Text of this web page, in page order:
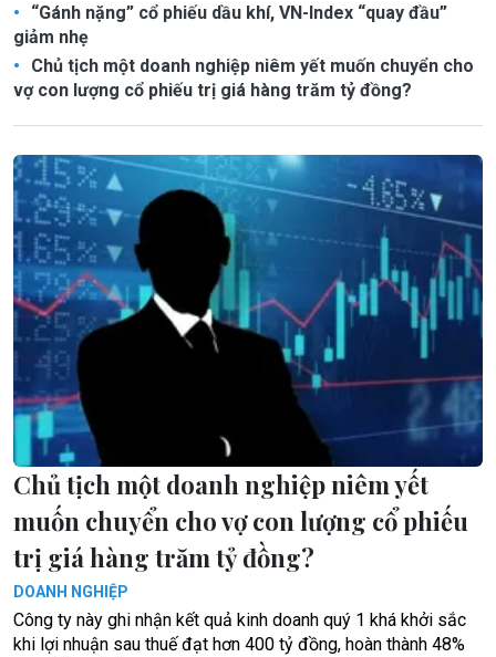
“Gánh nặng” cổ phiếu dầu khí, VN-Index “quay đầu”
giảm nhẹ
Chủ tịch một doanh nghiệp niêm yết muốn chuyển cho
vợ con lượng cổ phiếu trị giá hàng trăm tỷ đồng?
Chủ tịch một doanh nghiệp niêm yết
muốn chuyển cho vợ con lượng cổ phiếu
trị giá hàng trăm tỷ đồng?
DOANH NGHIỆP
Công ty này ghi nhận kết quả kinh doanh quý 1 khá khởi sắc
khi lợi nhuận sau thuế đạt hơn 400 tỷ đồng, hoàn thành 48%